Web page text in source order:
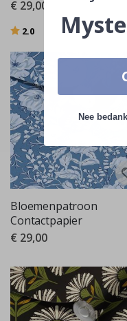
€ 29,00
Beoordeling:
2.0 uit 5 sterren
Bloemenpatroon
Contactpapier
€ 29,00
Nee